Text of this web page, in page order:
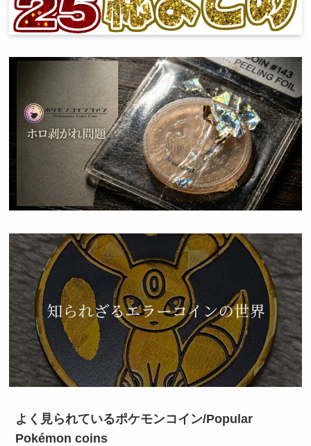
よく見られているポケモンコイン/Popular
Pokémon coins